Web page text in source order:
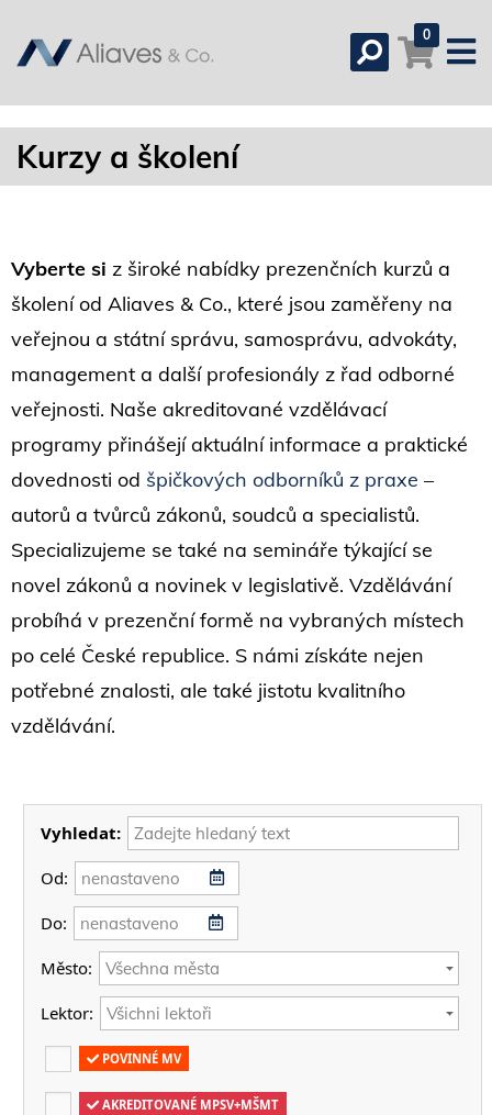
0
Kurzy a školení
Vyberte si z široké nabídky prezenčních kurzů a
školení od Aliaves & Co., které jsou zaměřeny na
veřejnou a státní správu, samosprávu, advokáty,
management a další profesionály z řad odborné
veřejnosti. Naše akreditované vzdělávací
programy přinášejí aktuální informace a praktické
dovednosti od špičkových odborníků z praxe –
autorů a tvůrců zákonů, soudců a specialistů.
Specializujeme se také na semináře týkající se
novel zákonů a novinek v legislativě. Vzdělávání
probíhá v prezenční formě na vybraných místech
po celé České republice. S námi získáte nejen
potřebné znalosti, ale také jistotu kvalitního
vzdělávání.
Vyhledat:
Od:
Do:
Město:
Lektor:
POVINNÉ MV
AKREDITOVANÉ MPSV+MŠMT